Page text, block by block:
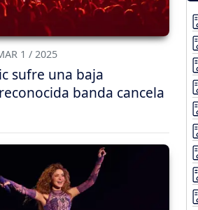
1 / 2025
sufre una baja
banda cancela